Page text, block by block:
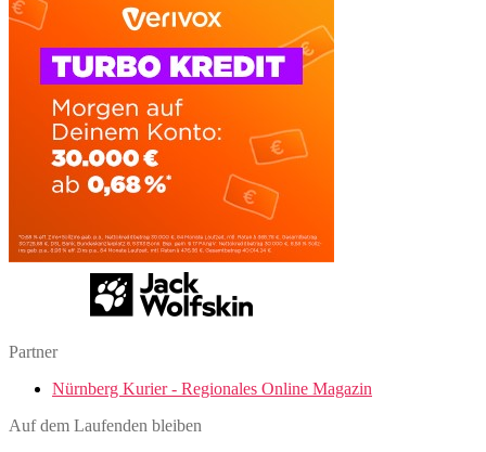
Partner
Nürnberg Kurier - Regionales Online Magazin
Auf dem Laufenden bleiben